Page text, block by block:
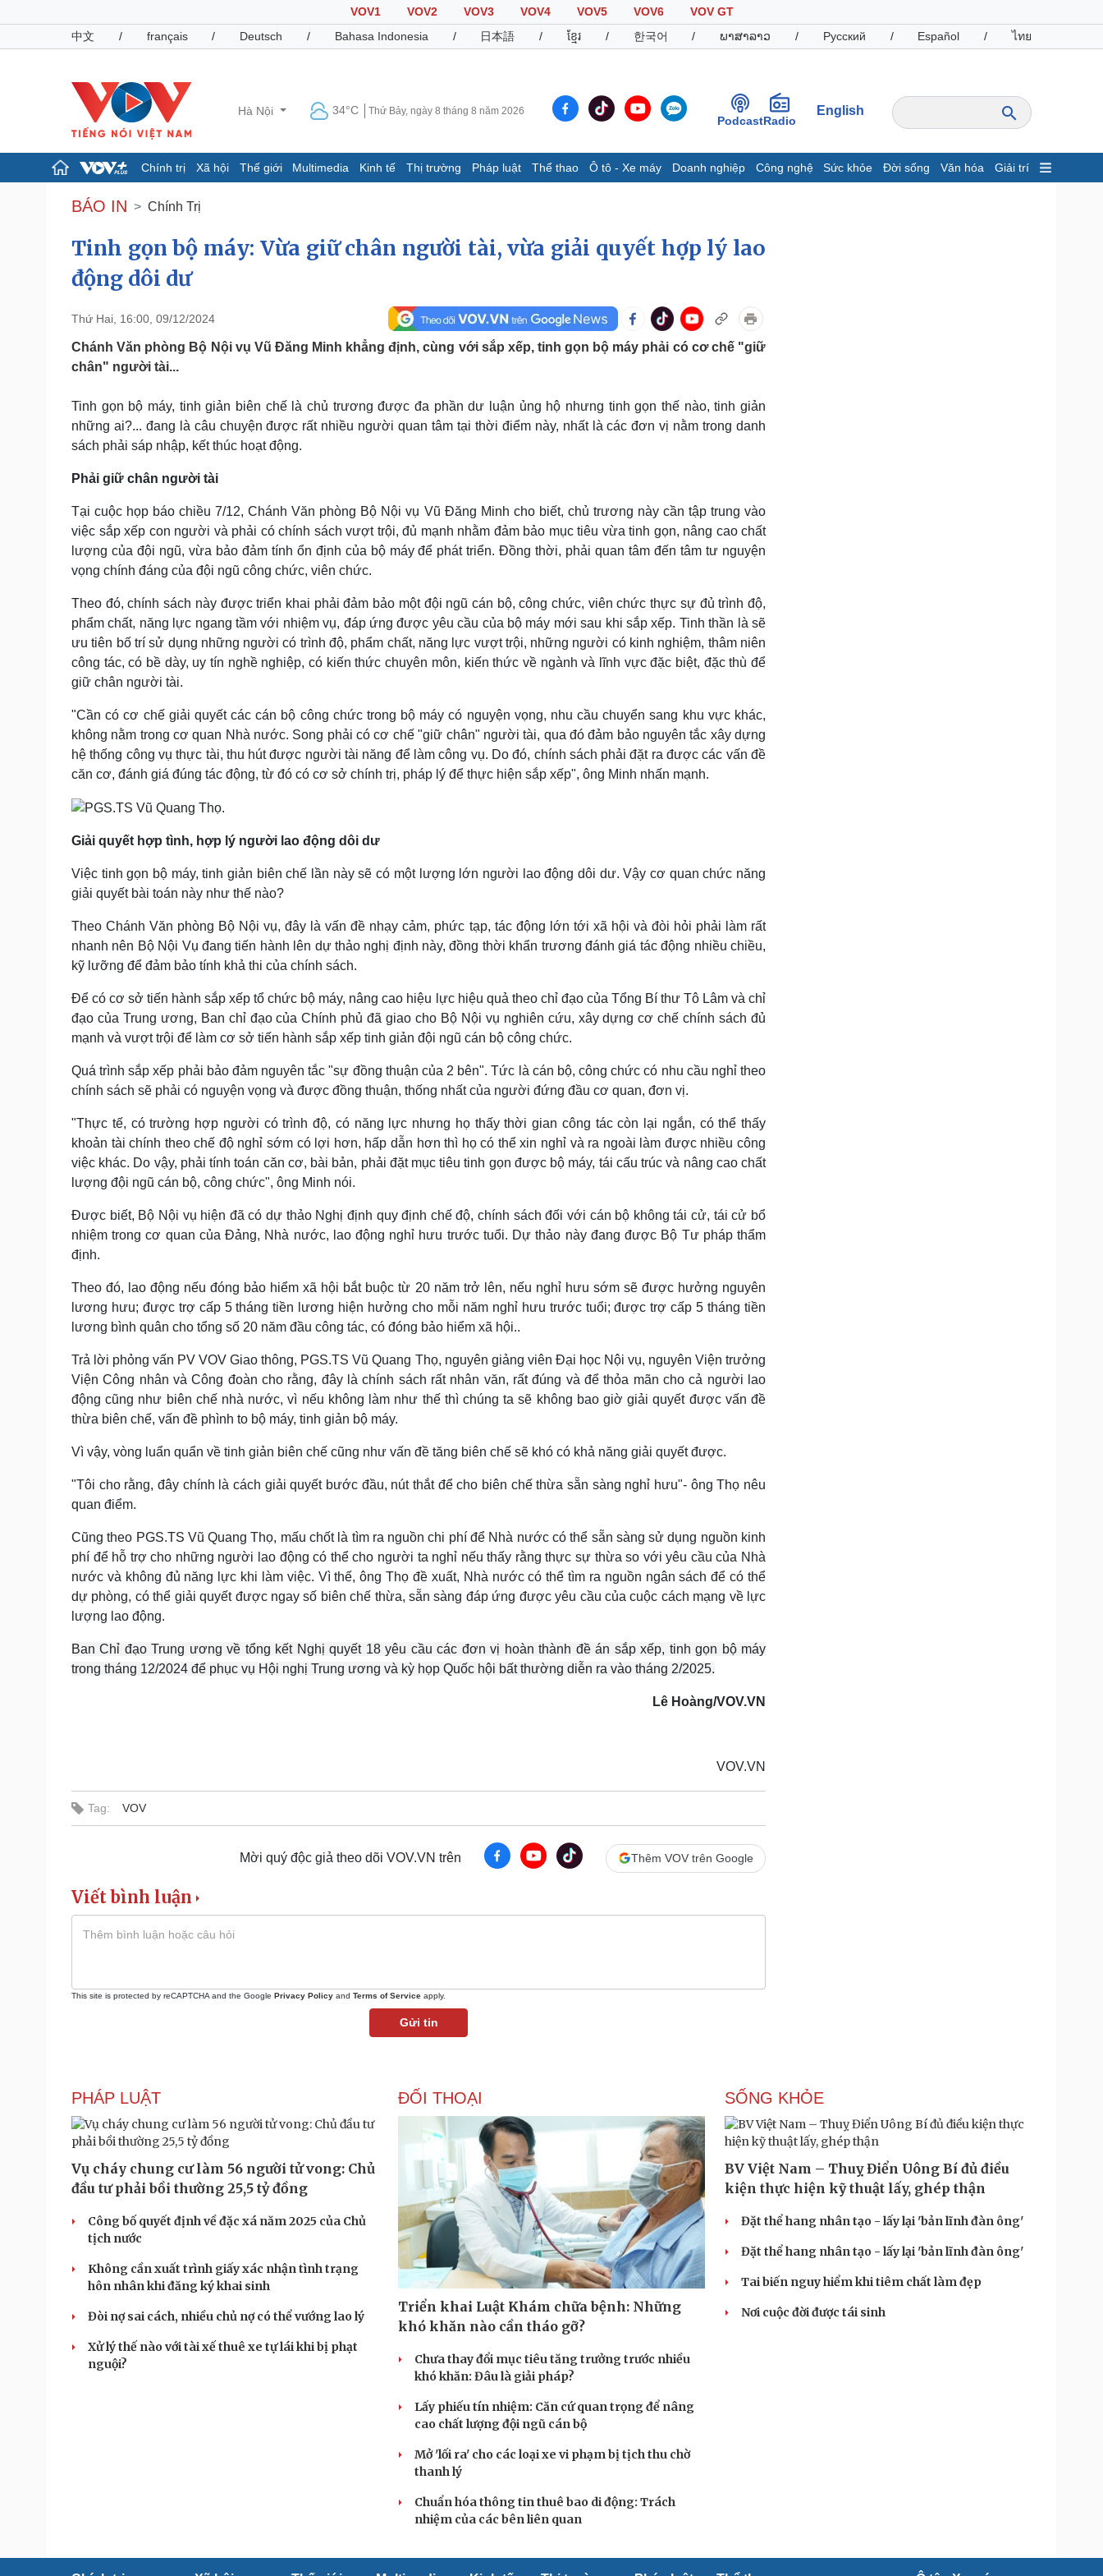
VOV1 VOV2 VOV3 VOV4 VOV5 VOV6
VOV GT
中文
/ français / Deutsch / Bahasa Indonesia / 日本語 / ខ្មែរ / 한국어 / ພາສາລາວ / Русский / Español / ไทย
Hà Nội 34°C Thứ Bảy, ngày 8 tháng 8 năm 2026
PodcastRadio
English
Chính trị Xã hội Thế giới Multimedia Kinh tế Thị trường Pháp luật Thể thao Ô tô - Xe máy Doanh nghiệp Công nghệ Sức khỏe Đời sống Văn hóa Giải trí
Chính trị
Tổ chức nhân sự
Quốc hội
Nhận diện sự thật
Dự báo thời tiết
Giáo dục
Cuộc sống đó đây
Hồ sơ
Ảnh
E-Magazine
Khởi nghiệp
Pháp luật
Vụ án
Quân sự - Quốc phòng
Thể thao
eSports
Hậu trường
Ô tô - Xe máy
Doanh nghiệp
Vì cộng đồng
Dinh dưỡng - món ngon
Sản phụ khoa
Nhi khoa
Nam khoa
Làm đẹp - giảm cân
Ăn sạch sống khỏe
Tình yêu - Gia đình
Âm nhạc
Di sản
Sao Việt
check-in
Cải chính
BÁO IN Chính Trị
Tinh gọn bộ máy: Vừa giữ chân người tài, vừa giải quyết hợp lý lao
động dôi dư
Thứ Hai, 16:00, 09/12/2024
Chánh Văn phòng Bộ Nội vụ Vũ Đăng Minh khẳng định, cùng với sắp xếp, tinh gọn bộ máy phải có cơ chế "giữ
chân" người tài...
Tinh gọn bộ máy, tinh giản biên chế là chủ trương được đa phần dư luận ủng hộ nhưng tinh gọn thế nào, tinh giản
những ai?... đang là câu chuyện được rất nhiều người quan tâm tại thời điểm này, nhất là các đơn vị nằm trong danh
sách phải sáp nhập, kết thúc hoạt động.
Phải giữ chân người tài
Tại cuộc họp báo chiều 7/12, Chánh Văn phòng Bộ Nội vụ Vũ Đăng Minh cho biết, chủ trương này cần tập trung vào
việc sắp xếp con người và phải có chính sách vượt trội, đủ mạnh nhằm đảm bảo mục tiêu vừa tinh gọn, nâng cao chất
lượng của đội ngũ, vừa bảo đảm tính ổn định của bộ máy để phát triển. Đồng thời, phải quan tâm đến tâm tư nguyện
vọng chính đáng của đội ngũ công chức, viên chức.
Theo đó, chính sách này được triển khai phải đảm bảo một đội ngũ cán bộ, công chức, viên chức thực sự đủ trình độ,
phẩm chất, năng lực ngang tầm với nhiệm vụ, đáp ứng được yêu cầu của bộ máy mới sau khi sắp xếp. Tinh thần là sẽ
ưu tiên bố trí sử dụng những người có trình độ, phẩm chất, năng lực vượt trội, những người có kinh nghiệm, thâm niên
công tác, có bề dày, uy tín nghề nghiệp, có kiến thức chuyên môn, kiến thức về ngành và lĩnh vực đặc biệt, đặc thù để
giữ chân người tài.
"Cần có cơ chế giải quyết các cán bộ công chức trong bộ máy có nguyện vọng, nhu cầu chuyển sang khu vực khác,
không nằm trong cơ quan Nhà nước. Song phải có cơ chế "giữ chân" người tài, qua đó đảm bảo nguyên tắc xây dựng
hệ thống công vụ thực tài, thu hút được người tài năng để làm công vụ. Do đó, chính sách phải đặt ra được các vấn đề
căn cơ, đánh giá đúng tác động, từ đó có cơ sở chính trị, pháp lý để thực hiện sắp xếp", ông Minh nhấn mạnh.
Giải quyết hợp tình, hợp lý người lao động dôi dư
Việc tinh gọn bộ máy, tinh giản biên chế lần này sẽ có một lượng lớn người lao động dôi dư. Vậy cơ quan chức năng
giải quyết bài toán này như thế nào?
Theo Chánh Văn phòng Bộ Nội vụ, đây là vấn đề nhạy cảm, phức tạp, tác động lớn tới xã hội và đòi hỏi phải làm rất
nhanh nên Bộ Nội Vụ đang tiến hành lên dự thảo nghị định này, đồng thời khẩn trương đánh giá tác động nhiều chiều,
kỹ lưỡng để đảm bảo tính khả thi của chính sách.
Để có cơ sở tiến hành sắp xếp tổ chức bộ máy, nâng cao hiệu lực hiệu quả theo chỉ đạo của Tổng Bí thư Tô Lâm và chỉ
đạo của Trung ương, Ban chỉ đạo của Chính phủ đã giao cho Bộ Nội vụ nghiên cứu, xây dựng cơ chế chính sách đủ
mạnh và vượt trội để làm cơ sở tiến hành sắp xếp tinh giản đội ngũ cán bộ công chức.
Quá trình sắp xếp phải bảo đảm nguyên tắc "sự đồng thuận của 2 bên". Tức là cán bộ, công chức có nhu cầu nghỉ theo
chính sách sẽ phải có nguyện vọng và được đồng thuận, thống nhất của người đứng đầu cơ quan, đơn vị.
"Thực tế, có trường hợp người có trình độ, có năng lực nhưng họ thấy thời gian công tác còn lại ngắn, có thể thấy
khoản tài chính theo chế độ nghỉ sớm có lợi hơn, hấp dẫn hơn thì họ có thể xin nghỉ và ra ngoài làm được nhiều công
việc khác. Do vậy, phải tính toán căn cơ, bài bản, phải đặt mục tiêu tinh gọn được bộ máy, tái cấu trúc và nâng cao chất
lượng đội ngũ cán bộ, công chức", ông Minh nói.
Được biết, Bộ Nội vụ hiện đã có dự thảo Nghị định quy định chế độ, chính sách đối với cán bộ không tái cử, tái cử bổ
nhiệm trong cơ quan của Đảng, Nhà nước, lao động nghỉ hưu trước tuổi. Dự thảo này đang được Bộ Tư pháp thẩm
định.
Theo đó, lao động nếu đóng bảo hiểm xã hội bắt buộc từ 20 năm trở lên, nếu nghỉ hưu sớm sẽ được hưởng nguyên
lương hưu; được trợ cấp 5 tháng tiền lương hiện hưởng cho mỗi năm nghỉ hưu trước tuổi; được trợ cấp 5 tháng tiền
lương bình quân cho tổng số 20 năm đầu công tác, có đóng bảo hiểm xã hội..
Trả lời phỏng vấn PV VOV Giao thông, PGS.TS Vũ Quang Thọ, nguyên giảng viên Đại học Nội vụ, nguyên Viện trưởng
Viện Công nhân và Công đoàn cho rằng, đây là chính sách rất nhân văn, rất đúng và để thỏa mãn cho cả người lao
động cũng như biên chế nhà nước, vì nếu không làm như thế thì chúng ta sẽ không bao giờ giải quyết được vấn đề
thừa biên chế, vấn đề phình to bộ máy, tinh giản bộ máy.
Vì vậy, vòng luẩn quẩn về tinh giản biên chế cũng như vấn đề tăng biên chế sẽ khó có khả năng giải quyết được.
"Tôi cho rằng, đây chính là cách giải quyết bước đầu, nút thắt để cho biên chế thừa sẵn sàng nghỉ hưu"- ông Thọ nêu
quan điểm.
Cũng theo PGS.TS Vũ Quang Thọ, mấu chốt là tìm ra nguồn chi phí để Nhà nước có thể sẵn sàng sử dụng nguồn kinh
phí để hỗ trợ cho những người lao động có thể cho người ta nghỉ nếu thấy rằng thực sự thừa so với yêu cầu của Nhà
nước và không đủ năng lực khi làm việc. Vì thế, ông Thọ đề xuất, Nhà nước có thể tìm ra nguồn ngân sách để có thể
dự phòng, có thể giải quyết được ngay số biên chế thừa, sẵn sàng đáp ứng được yêu cầu của cuộc cách mạng về lực
lượng lao động.
Ban Chỉ đạo Trung ương về tổng kết Nghị quyết 18 yêu cầu các đơn vị hoàn thành đề án sắp xếp, tinh gọn bộ máy
trong tháng 12/2024 để phục vụ Hội nghị Trung ương và kỳ họp Quốc hội bất thường diễn ra vào tháng 2/2025.
Lê Hoàng/VOV.VN
VOV.VN
Tag: VOV
Mời quý độc giả theo dõi VOV.VN trên Thêm VOV trên Google
Viết bình luận
This site is protected by reCAPTCHA and the Google Privacy Policy and Terms of Service apply.
Gửi tin
PHÁP LUẬT
Vụ cháy chung cư làm 56 người tử vong: Chủ
đầu tư phải bồi thường 25,5 tỷ đồng
Công bố quyết định về đặc xá năm 2025 của Chủ
tịch nước
Không cần xuất trình giấy xác nhận tình trạng
hôn nhân khi đăng ký khai sinh
Đòi nợ sai cách, nhiều chủ nợ có thể vướng lao lý
Xử lý thế nào với tài xế thuê xe tự lái khi bị phạt
nguội?
ĐỐI THOẠI
Triển khai Luật Khám chữa bệnh: Những
khó khăn nào cần tháo gỡ?
Chưa thay đổi mục tiêu tăng trưởng trước nhiều
khó khăn: Đâu là giải pháp?
Lấy phiếu tín nhiệm: Căn cứ quan trọng để nâng
cao chất lượng đội ngũ cán bộ
Mở 'lối ra' cho các loại xe vi phạm bị tịch thu chờ
thanh lý
Chuẩn hóa thông tin thuê bao di động: Trách
nhiệm của các bên liên quan
SỐNG KHỎE
BV Việt Nam – Thuỵ Điển Uông Bí đủ điều
kiện thực hiện kỹ thuật lấy, ghép thận
Đặt thể hang nhân tạo - lấy lại 'bản lĩnh đàn ông'
Đặt thể hang nhân tạo - lấy lại 'bản lĩnh đàn ông'
Tai biến nguy hiểm khi tiêm chất làm đẹp
Nơi cuộc đời được tái sinh